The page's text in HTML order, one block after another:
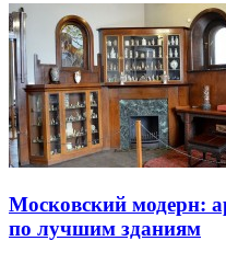
Московский модерн:
по лучшим зданиям